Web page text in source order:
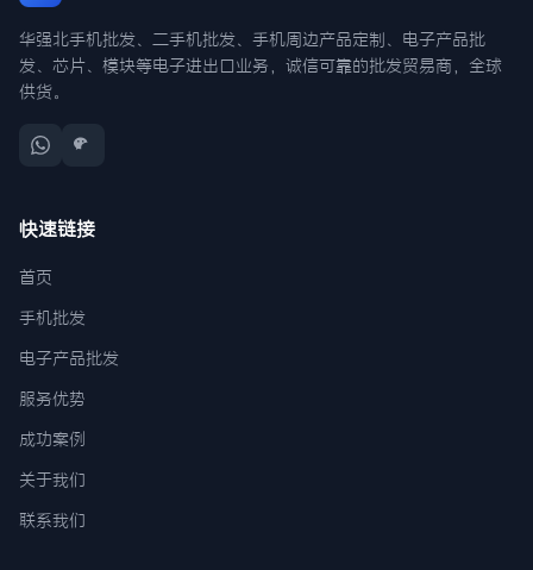
华强北手机批发、二手机批发、手机周边产品定制、电子产品批
发、芯片、模块等电子进出口业务，诚信可靠的批发贸易商，全球
供货。
快速链接
首页
手机批发
电子产品批发
服务优势
成功案例
关于我们
联系我们